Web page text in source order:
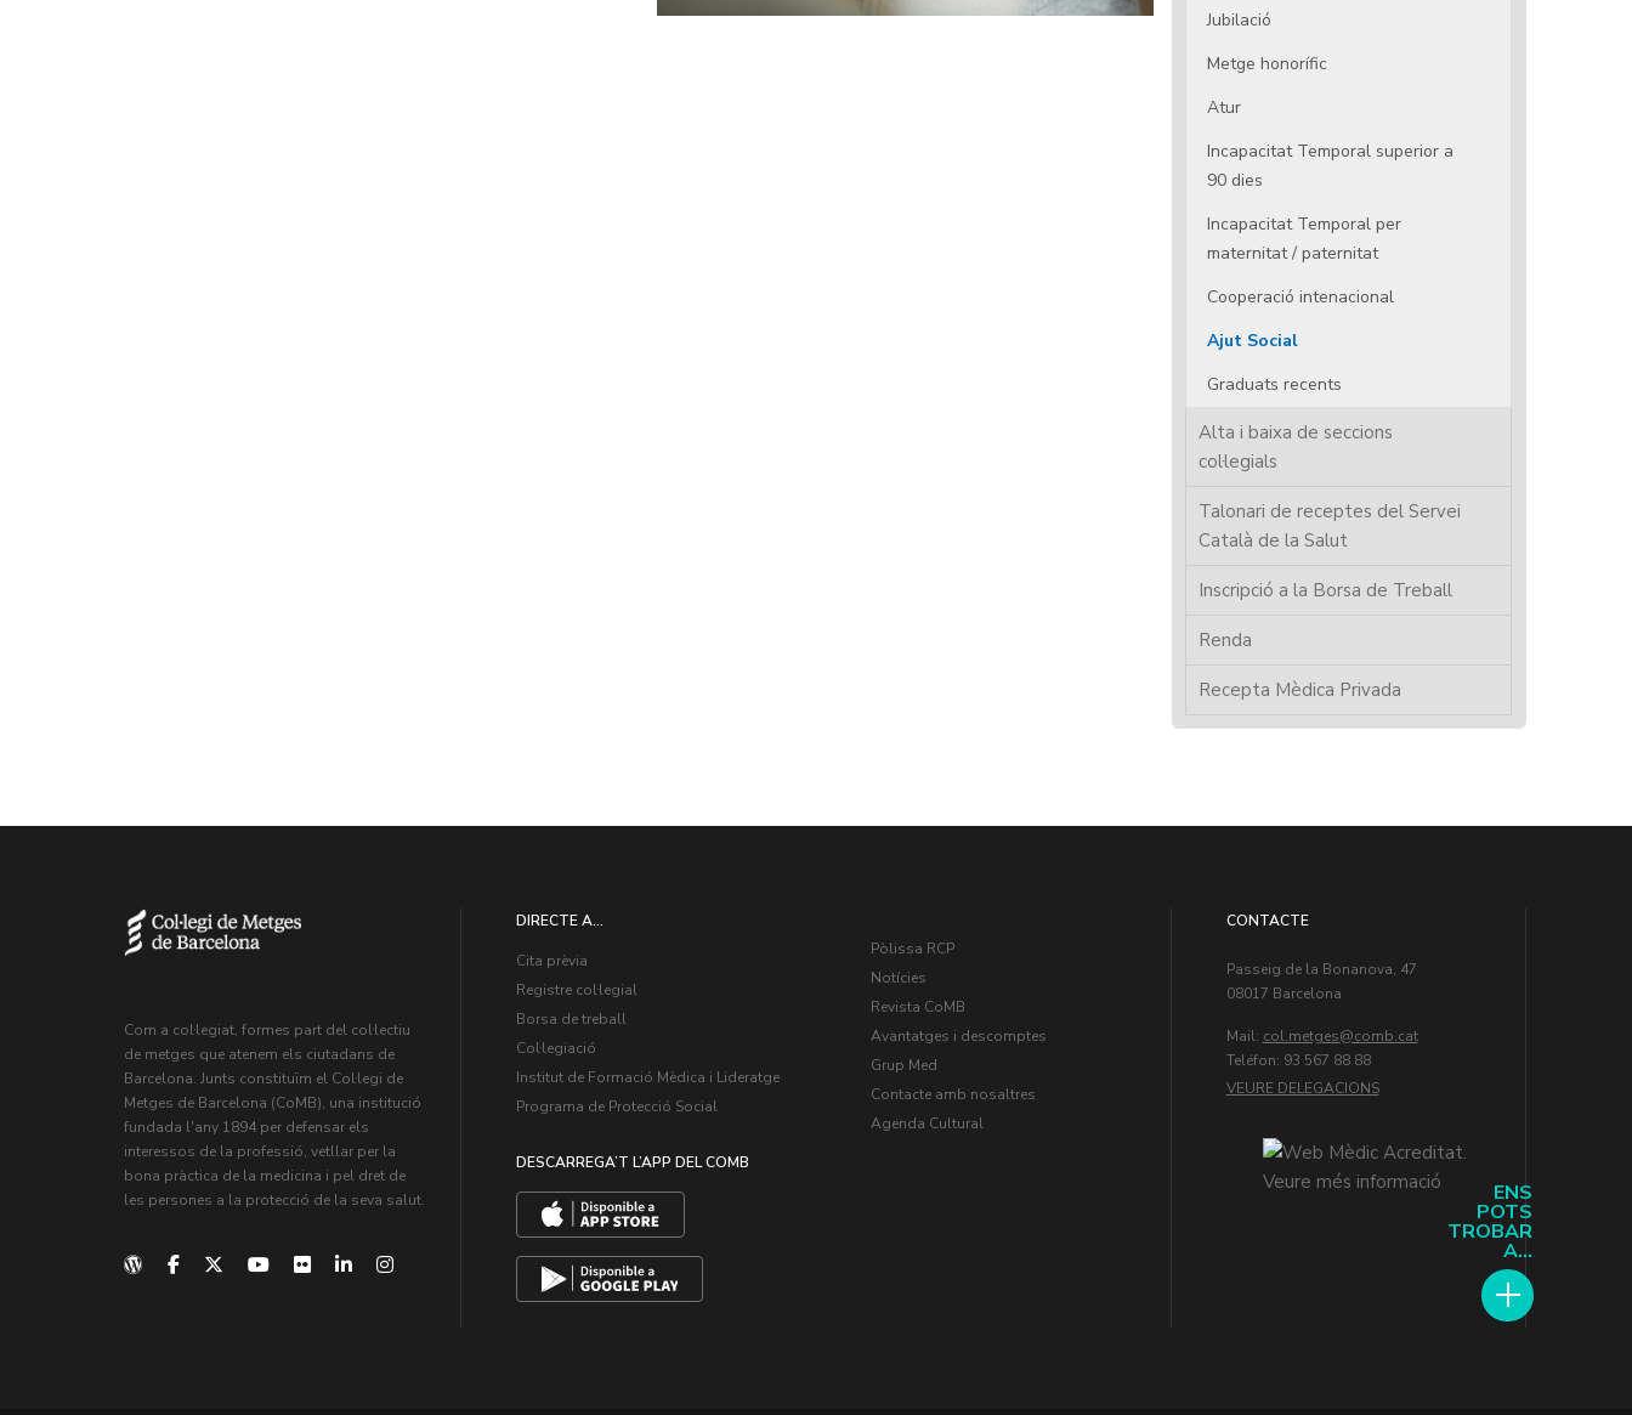
ENS
POTS
TROBAR
A...
Jubilació
Metge honorífic
Atur
Incapacitat Temporal superior a
90 dies
Incapacitat Temporal per
maternitat / paternitat
Cooperació intenacional
Ajut Social
Graduats recents
Alta i baixa de seccions
col·legials
Talonari de receptes del Servei
Català de la Salut
Inscripció a la Borsa de Treball
Renda
Recepta Mèdica Privada
Com a col·legiat, formes part del col·lectiu
de metges que atenem els ciutadans de
Barcelona. Junts constituïm el Col·legi de
Metges de Barcelona (CoMB), una institució
fundada l'any 1894 per defensar els
interessos de la professió, vetllar per la
bona pràctica de la medicina i pel dret de
les persones a la protecció de la seva salut.
DIRECTE A...
Cita prèvia
Registre col·legial
Borsa de treball
Col·legiació
Institut de Formació Mèdica i Lideratge
Programa de Protecció Social
DESCARREGA’T L’APP DEL COMB
Pòlissa RCP
Notícies
Revista CoMB
Avantatges i descomptes
Grup Med
Contacte amb nosaltres
Agenda Cultural
CONTACTE
Passeig de la Bonanova, 47
08017 Barcelona
Mail: col.metges
Teléfon: 93 567 88 88
VEURE DELEGACIONS